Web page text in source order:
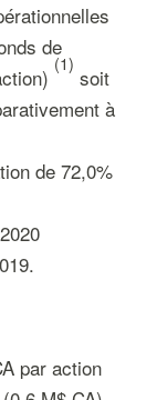
de
(1)
soit
à
de 72,0%
par action